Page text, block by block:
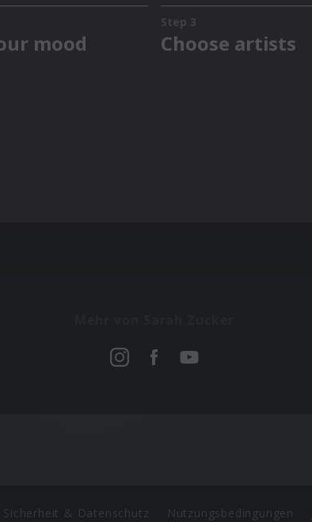
Sicherheit & Datenschutz Nutzungsbedingungen